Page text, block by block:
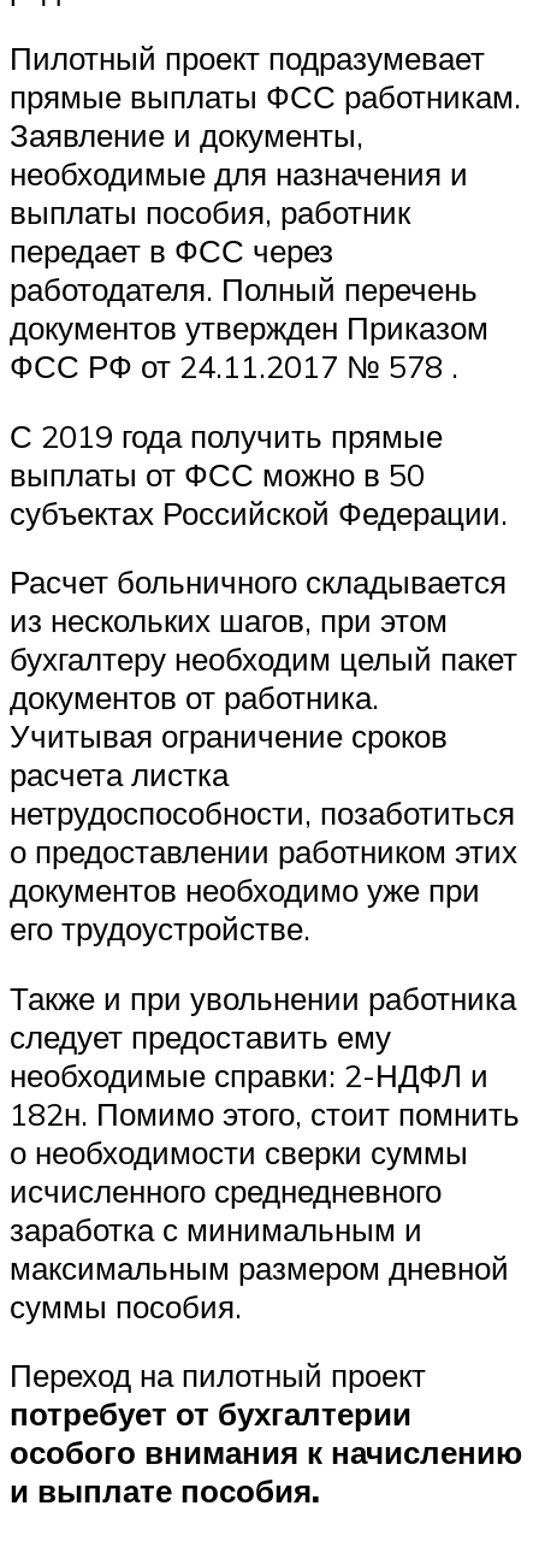
Пилотный проект подразумевает
прямые выплаты ФСС работникам.
Заявление и документы,
необходимые для назначения и
выплаты пособия, работник
передает в ФСС через
работодателя. Полный перечень
документов утвержден Приказом
ФСС РФ от 24.11.2017 № 578 .
С 2019 года получить прямые
выплаты от ФСС можно в 50
субъектах Российской Федерации.
Расчет больничного складывается
из нескольких шагов, при этом
бухгалтеру необходим целый пакет
документов от работника.
Учитывая ограничение сроков
расчета листка
нетрудоспособности, позаботиться
о предоставлении работником этих
документов необходимо уже при
его трудоустройстве.
Также и при увольнении работника
следует предоставить ему
необходимые справки: 2-НДФЛ и
182н. Помимо этого, стоит помнить
о необходимости сверки суммы
исчисленного среднедневного
заработка с минимальным и
максимальным размером дневной
суммы пособия.
Переход на пилотный проект
потребует от бухгалтерии
особого внимания к начислению
и выплате пособия.